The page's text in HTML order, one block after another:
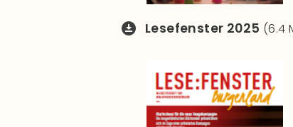
Lesefenster 2025 (6.4